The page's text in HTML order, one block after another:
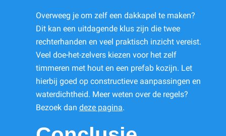
Overweeg je om zelf een dakkapel te maken?
Dit kan een uitdagende klus zijn die twee
rechterhanden en veel praktisch inzicht vereist.
Veel doe-het-zelvers kiezen voor het zelf
timmeren met hout en een prefab kozijn. Let
hierbij goed op constructieve aanpassingen en
waterdichtheid. Meer weten over de regels?
Bezoek dan deze pagina.